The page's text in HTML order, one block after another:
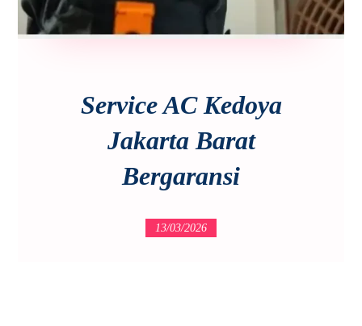
Service AC Kedoya
Jakarta Barat
Bergaransi
13/03/2026